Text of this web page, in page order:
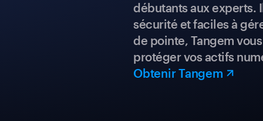
débutants aux experts.
sécurité et faciles à
de pointe, Tangem
protéger vos actifs
Obtenir Tangem